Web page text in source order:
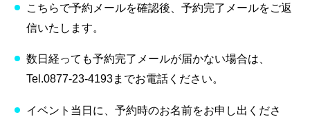
こちらで予約メールを確認後、予約完了メールをご返
信いたします。
数日経っても予約完了メールが届かない場合は、
Tel.0877-23-4193までお電話ください。
イベント当日に、予約時のお名前をお申し出くださ